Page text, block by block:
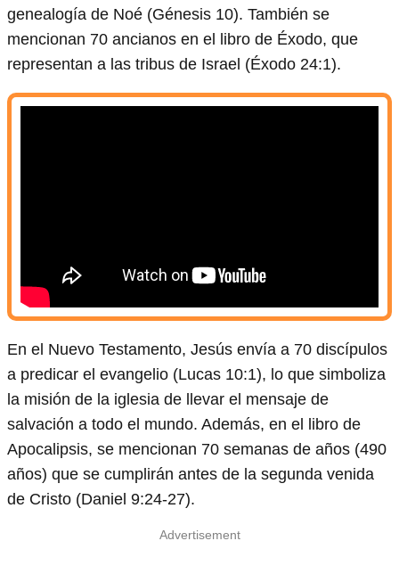
genealogía de Noé (Génesis 10). También se
mencionan 70 ancianos en el libro de Éxodo, que
representan a las tribus de Israel (Éxodo 24:1).
En el Nuevo Testamento, Jesús envía a 70 discípulos
a predicar el evangelio (Lucas 10:1), lo que simboliza
la misión de la iglesia de llevar el mensaje de
salvación a todo el mundo. Además, en el libro de
Apocalipsis, se mencionan 70 semanas de años (490
años) que se cumplirán antes de la segunda venida
de Cristo (Daniel 9:24-27).
Advertisement